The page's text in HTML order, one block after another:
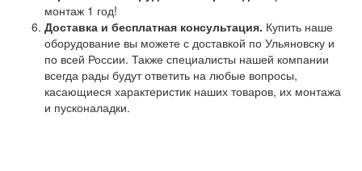
монтаж 1 год!
Доставка и бесплатная консультация. Купить наше
оборудование вы можете с доставкой по Ульяновску и
по всей России. Также специалисты нашей компании
всегда рады будут ответить на любые вопросы,
касающиеся характеристик наших товаров, их монтажа
и пусконаладки.